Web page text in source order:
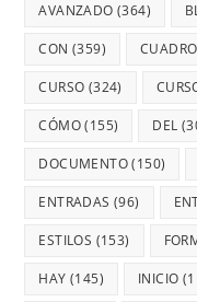
AVANZADO (364)
CON (359) CUADRO
CURSO (324)
CÓMO(155) DEL
DOCUMENTO(150)
ENTRADAS (96)
ESTILOS (153)
HAY (145) INICIO